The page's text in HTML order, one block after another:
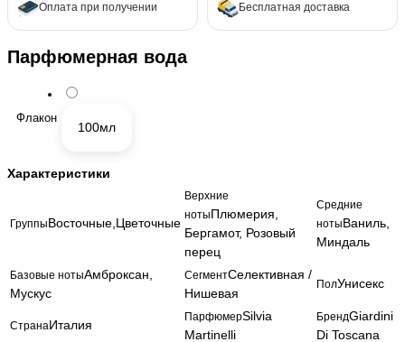
Оплата при получении Бесплатная доставка
Парфюмерная вода
Флакон
100мл
Характеристики
ГруппыВосточные,Цветочные
Верхние
нотыПлюмерия,
Бергамот, Розовый
перец
Средние
нотыВаниль,
Миндаль
Базовые нотыАмброксан,
Мускус
СегментСелективная /
Нишевая
ПолУнисекс
СтранаИталия
ПарфюмерSilvia
Martinelli
БрендGiardini
Di Toscana